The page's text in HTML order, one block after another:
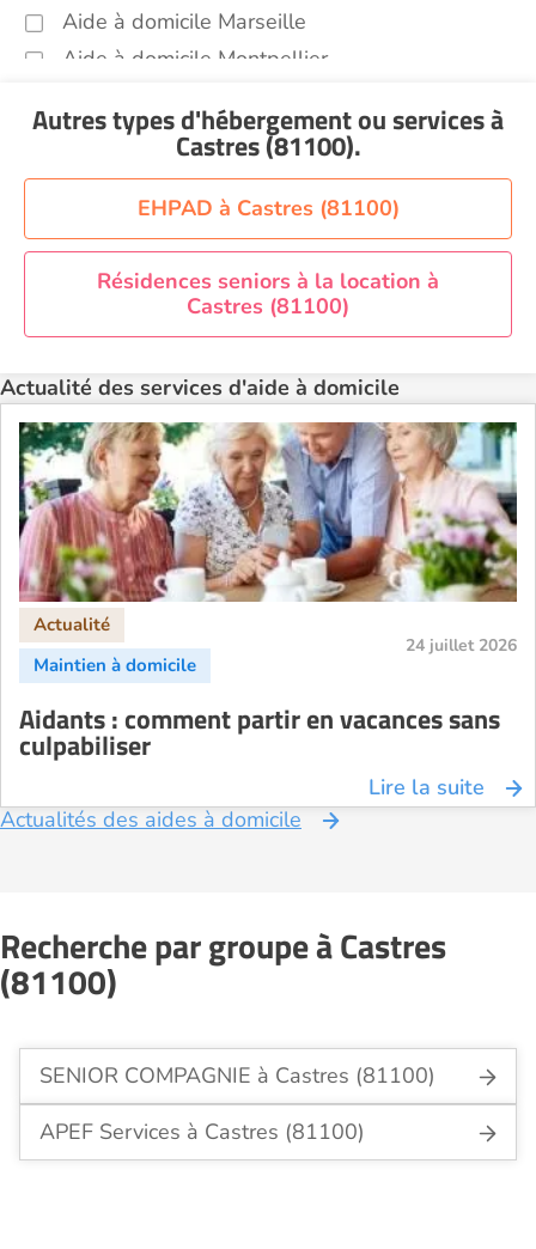
Aide à domicile Marseille
Aide à domicile Montpellier
Aide à domicile Nice
Aide à domicile Orléans
Aide à domicile Paris
Aide à domicile Perpignan
Aide à domicile Rennes
Aide à domicile Toulouse
Recherche par ville
Autres types d'hébergement ou servicesà
Castres (81100).
EHPAD à Castres (81100)
Résidences seniors à la location à
Castres (81100)
Actualité des services d'aide à domicile
24 juillet 2026
Aidants : comment partir en vacances sans
culpabiliser
Lire la suite
Actualités des aides à domicile
Recherche par groupe à Castres
(81100)
SENIOR COMPAGNIE à Castres (81100)
APEF Services à Castres (81100)